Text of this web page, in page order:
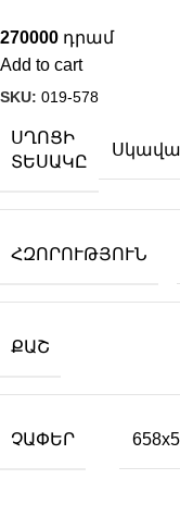
270000
Add to cart
SKU: 019-578
ՍՂՈՑԻ
ՏԵՍԱԿԸ
ՀԶՈՐՈՒԹՅՈՒՆ
ՔԱՇ
ՉԱՓԵՐ